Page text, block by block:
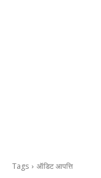
Tags ऑडिट आपत्ति